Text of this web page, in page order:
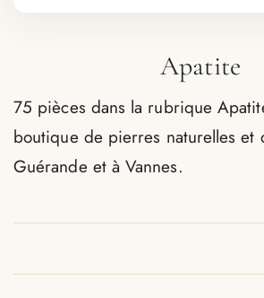
Apatite
75 pièces dans la rubrique
boutique de pierres naturelles et
Guérande et à Vannes.